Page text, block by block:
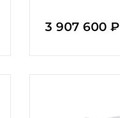
3 907 600 ₽